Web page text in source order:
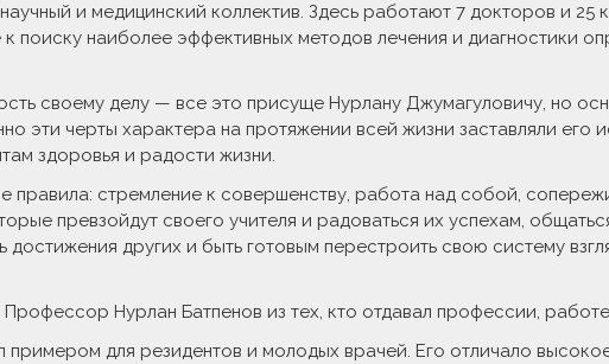
и медицинский коллектив. Здесь работают 7 докторов и 25
поиску наиболее эффективных методов лечения и диагностики
своему делу — все это присуще Нурлану Джумагуловичу, но
эти черты характера на протяжении всей жизни заставляли его
здоровья и радости жизни.
стремление к совершенству, работа над собой,
превзойдут своего учителя и радоваться их успехам,
других и быть готовым перестроить свою систему
Нурлан Батпенов из тех, кто отдавал профессии,
для резидентов и молодых врачей. Его отличало